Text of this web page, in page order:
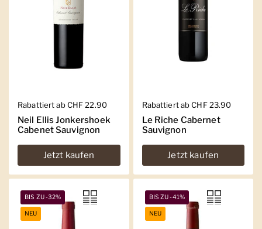
Regulärer Preis
Rabattiert ab CHF 22.90
Neil Ellis Jonkershoek
Cabenet Sauvignon
Jetzt kaufen
Regulärer Preis
Rabattiert ab CHF 23.90
Le Riche Cabernet
Sauvignon
Jetzt kaufen
BIS ZU -32%
NEU
BIS ZU -41%
NEU